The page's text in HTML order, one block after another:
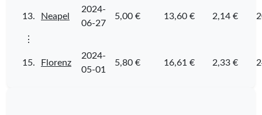
13. Neapel
2024-
06-27
5,00 € 13,60 € 2,14 €
⋮
15. Florenz
2024-
05-01
5,80 € 16,61 € 2,33 €